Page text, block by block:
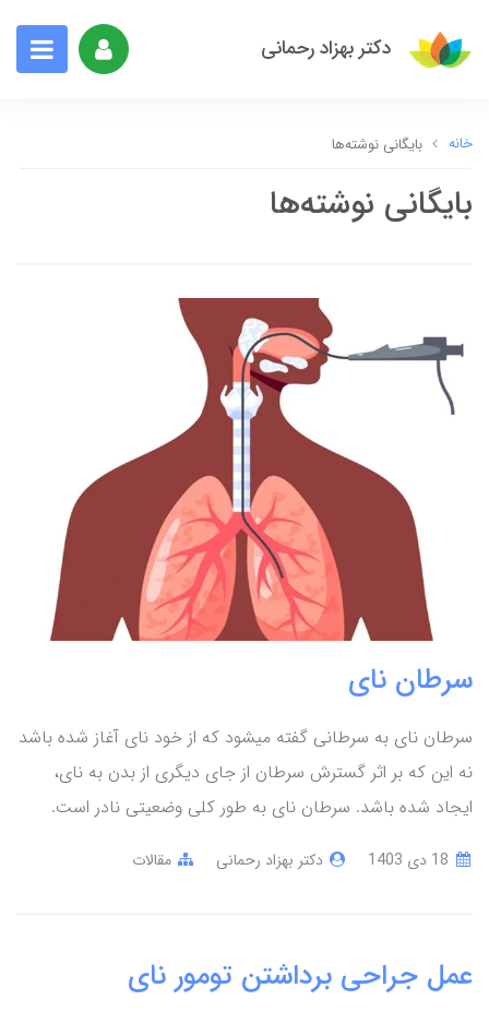
دکتر بهزاد رحمانی
خانه بایگانی نوشته‌ها
بایگانی نوشته‌ها
سرطان نای
سرطان نای به سرطانی گفته میشود که از خود نای آغاز شده باشد
نه این که بر اثر گسترش سرطان از جای دیگری از بدن به نای،
ایجاد شده باشد. سرطان نای به طور کلی وضعیتی نادر است.
دکتر بهزاد رحمانی مقالات
عمل جراحی برداشتن تومور نای